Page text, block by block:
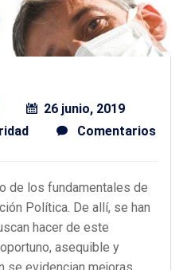
26 junio, 2019
Comentarios
de los fundamentales de
Política. De allí, se han
hacer de este
asequible y